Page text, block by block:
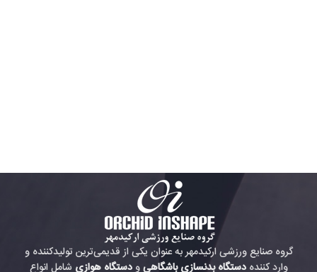
گروه صنایع ورزشی ارکیدمهر به عنوان یکی از قدیمی‌ترین تولیدکننده و
وارد کنندهدستگاه بدنسازی باشگاهیودستگاه هوازی شامل انواع